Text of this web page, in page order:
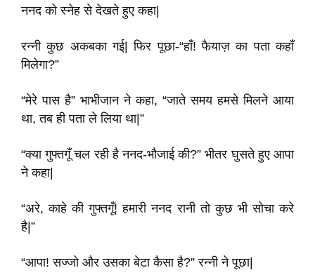
ननद को स्नेह से देखते हुए कहा|
रन्नी कुछ अकबका गई| फिर पूछा-“हाँ! फैयाज़ का पता कहाँ
मिलेगा?”
“मेरे पास है” भाभीजान ने कहा, “जाते समय हमसे मिलने आया
था, तब ही पता ले लिया था|”
“क्या गुफ्तगूँ चल रही है ननद-भौजाई की?” भीतर घुसते हुए आपा
ने कहा|
“अरे, काहे की गुफ्तगूँ! हमारी ननद रानी तो कुछ भी सोचा करे
है|”
“आपा! सज्जो और उसका बेटा कैसा है?” रन्नी ने पूछा|